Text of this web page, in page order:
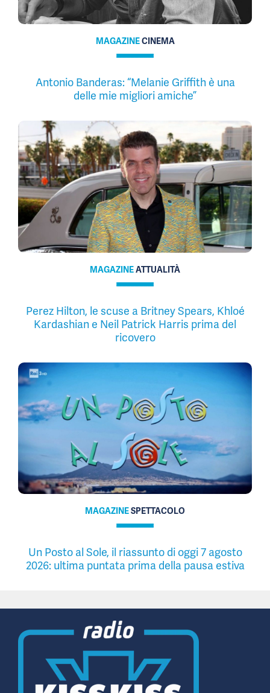
MAGAZINECINEMA
Antonio Banderas: “Melanie Griffith è una
delle mie migliori amiche”
MAGAZINEATTUALITÀ
Perez Hilton, le scuse a Britney Spears, Khloé
Kardashian e Neil Patrick Harris prima del
ricovero
MAGAZINESPETTACOLO
Un Posto al Sole, il riassunto di oggi 7 agosto
2026: ultima puntata prima della pausa estiva